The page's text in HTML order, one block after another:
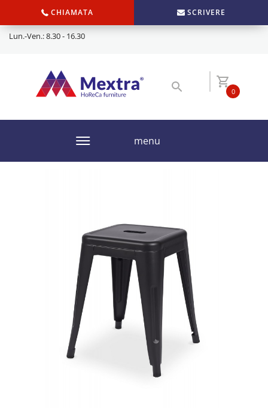
CHIAMATA SCRIVERE
Lun.-Ven.: 8.30 - 16.30
0
menu